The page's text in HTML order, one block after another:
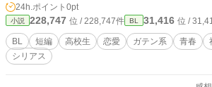
24h.ポイント 0pt
小説 228,747 位 / 228,747件 BL 31,416 位 /
BL 短編 高校生 恋愛 ガテン系 青春
シリアス